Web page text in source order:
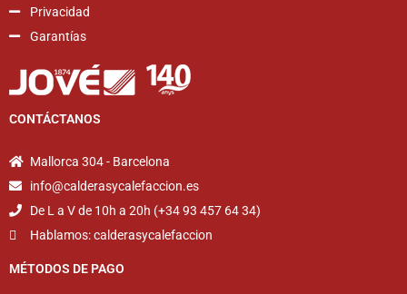
Privacidad
Garantías
CONTÁCTANOS
Mallorca 304 - Barcelona
info@calderasycalefaccion.es
De L a V de 10h a 20h (+34 93 457 64 34)
Hablamos: calderasycalefaccion
MÉTODOS DE PAGO